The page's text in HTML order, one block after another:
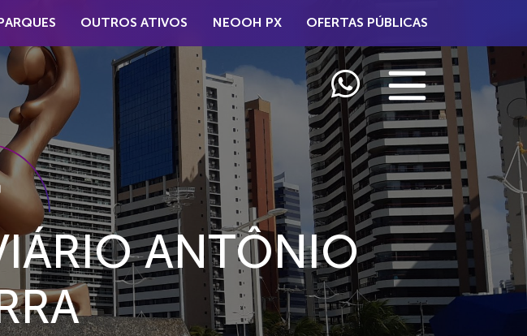
OUTROS ATIVOS NEOOH PX OFERTAS PÚBLICAS
ANTÔNIO